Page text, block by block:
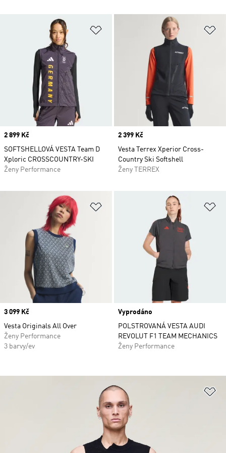
Přidat do seznamu přání
Price
2 899 Kč
SOFTSHELLOVÁ VESTA Team D
Xploric CROSSCOUNTRY-SKI
Ženy Performance
Price
2 399 Kč
Vesta Terrex Xperior Cross-
Country Ski Softshell
Ženy TERREX
Přidat do seznamu přání
Price
3 099 Kč
Vesta Originals All Over
Ženy Performance
3 barvy/ev
Vyprodáno
POLSTROVANÁ VESTA AUDI
REVOLUT F1 TEAM MECHANICS
Ženy Performance